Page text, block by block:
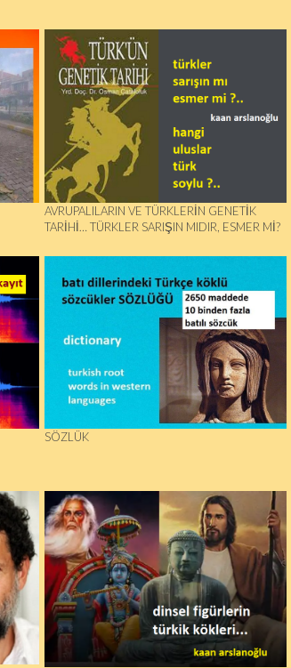
AVRUPALILARIN VE TÜRKLERIN GENETIK
TARIHI… TÜRKLER SARIŞIN MIDIR, ESMER MI?
SÖZLÜK